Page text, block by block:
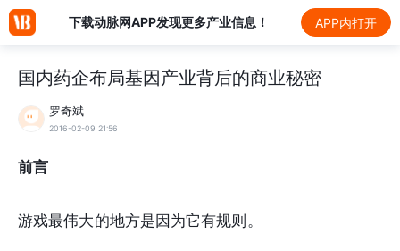
下载动脉网APP发现更多产业信息！ APP内打开
国内药企布局基因产业背后的商业秘密
罗奇斌
2016-02-09 21:56
前言
游戏最伟大的地方是因为它有规则。